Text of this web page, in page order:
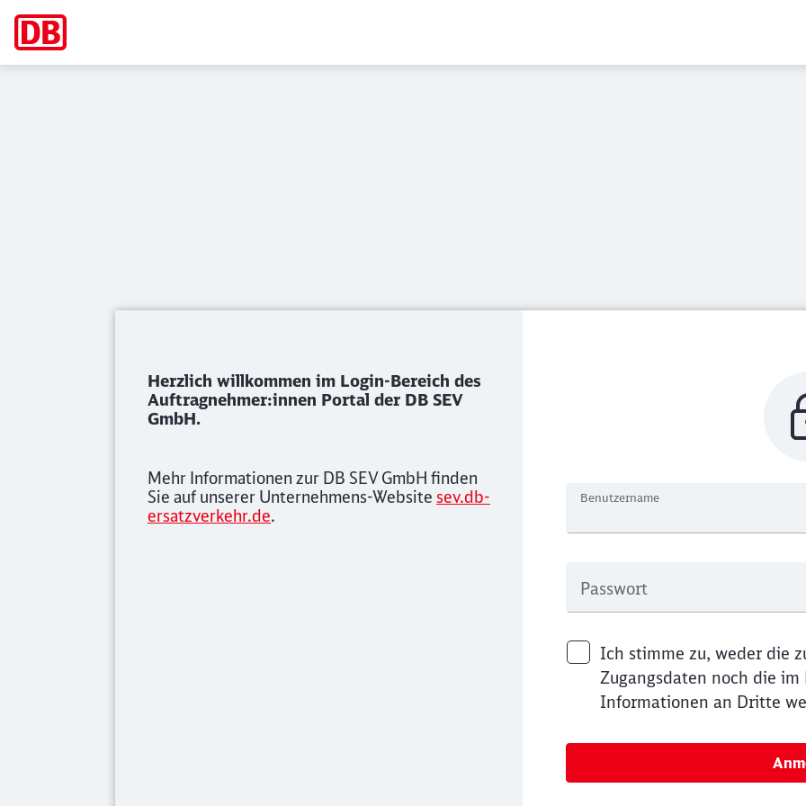
DB SEV GmbH – Auftragnehmer:innen
Herzlich willkommen im Login-Bereich des
Auftragnehmer:innen Portal der DB SEV
GmbH.
Mehr Informationen zur DB SEV GmbH finden
Sie auf unserer Unternehmens-Website sev.db-
ersatzverkehr.de.
Benutzername
Passwort
Ich stimme zu, weder die
Zugangsdaten noch die
Informationen an Dritte
weitergeleitet werden?